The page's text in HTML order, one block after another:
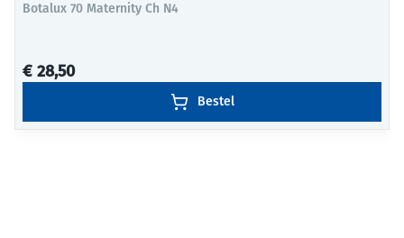
Botalux 70 Maternity Ch N4
€ 28,50
Bestel